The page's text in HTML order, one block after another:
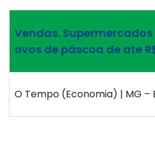
Vendas.
ovos de páscoa de ate
O Tempo (Economia) | MG –